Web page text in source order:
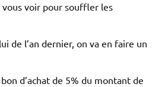
vous voir pour souffler les
de l’an dernier, on va en faire un
d’achat de 5% du montant de